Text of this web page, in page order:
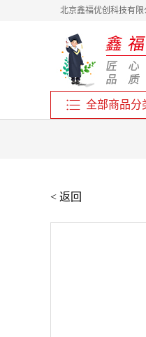
北京鑫福优创科技有限
全部商品分
< 返回